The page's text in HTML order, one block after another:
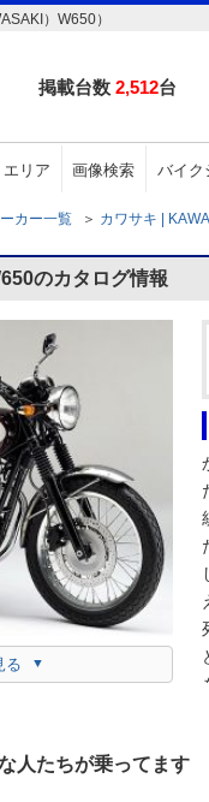
）W650）
掲載台数 2,512台
エリア 画像検索 バイク
カー一覧 ＞ カワサキ |
のカタログ情報
る
人たちが乗ってます